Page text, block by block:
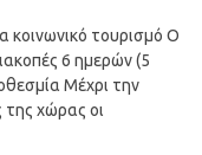
κοινωνικό τουρισμό Ο
6 ημερών (5
Μέχρι την
χώρας οι